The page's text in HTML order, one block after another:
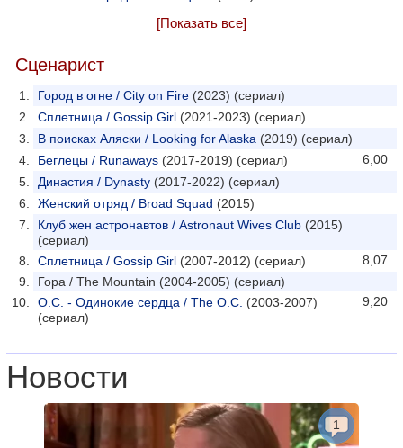
[Показать все]
Сценарист
Город в огне / City on Fire (2023) (сериал)
Сплетница / Gossip Girl (2021-2023) (сериал)
В поисках Аляски / Looking for Alaska (2019) (сериал)
6,00
Беглецы / Runaways (2017-2019) (сериал)
Династия / Dynasty (2017-2022) (сериал)
Женский отряд / Broad Squad (2015)
Клуб жен астронавтов / Astronaut Wives Club (2015)
(сериал)
8,07
Сплетница / Gossip Girl (2007-2012) (сериал)
Гора / The Mountain (2004-2005) (сериал)
9,20
О.С. - Одинокие сердца / The O.C. (2003-2007)
(сериал)
Новости
1